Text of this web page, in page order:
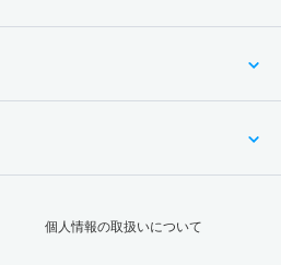
個人情報の取扱いについて